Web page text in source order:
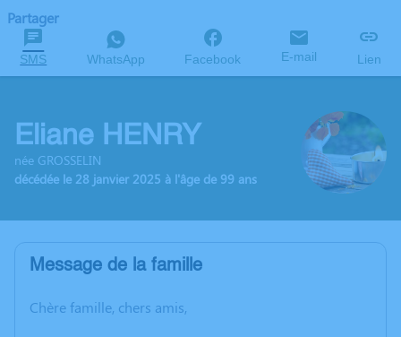
Partager
SMS WhatsApp Facebook E-mail Lien
Eliane HENRY
née GROSSELIN
décédée le 28 janvier 2025 à l'âge de 99 ans
Message de la famille
Chère famille, chers amis,